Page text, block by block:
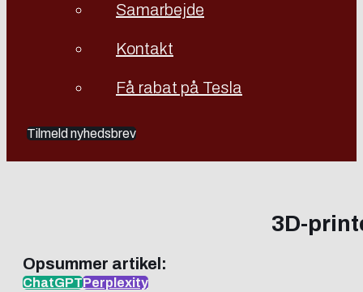
Samarbejde
Kontakt
Få rabat på Tesla
Tilmeld nyhedsbrev
3D-
Opsummer artikel:
ChatGPTPerplexity